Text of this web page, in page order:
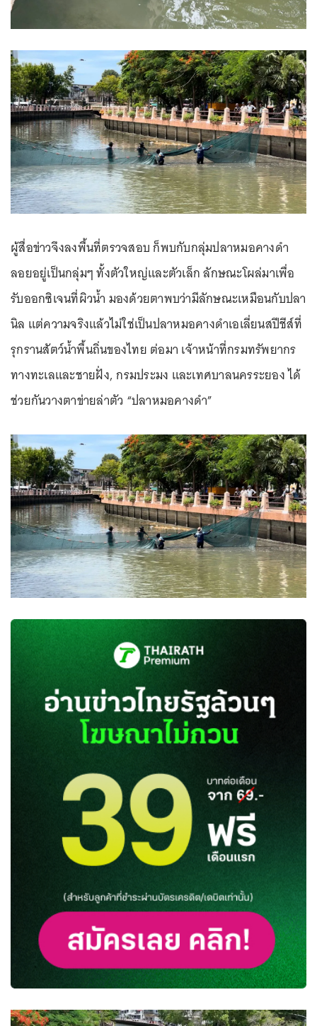
ผู้สื่อข่าวจึงลงพื้นที่ตรวจสอบ ก็พบกับกลุ่มปลาหมอคางดำ
ลอยอยู่เป็นกลุ่มๆ ทั้งตัวใหญ่และตัวเล็ก ลักษณะโผล่มาเพื่อ
รับออกซิเจนที่ผิวน้ำ มองด้วยตาพบว่ามีลักษณะเหมือนกับปลา
นิล แต่ความจริงแล้วไม่ใช่เป็นปลาหมอคางดำเอเลี่ยนสปีชีส์ที่
รุกรานสัตว์น้ำพื้นถิ่นของไทย ต่อมา เจ้าหน้าที่กรมทรัพยากร
ทางทะเลและชายฝั่ง, กรมประมง และเทศบาลนครระยอง ได้
ช่วยกันวางตาข่ายล่าตัว “ปลาหมอคางดำ”